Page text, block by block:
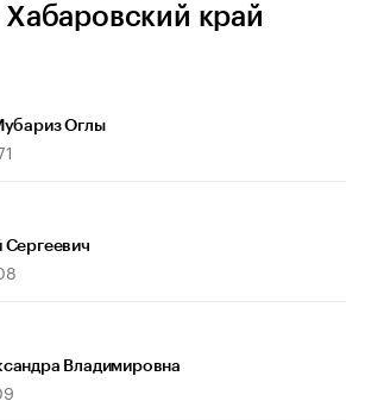
край
Оглы
Владимировна